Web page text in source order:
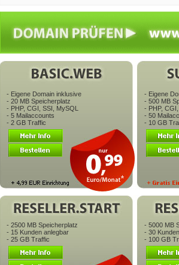
- Eigene Domain inklusive
- 20 MB Speicherplatz
- PHP, CGI, SSI, MySQL
- 5 Mailaccounts
- 2 GB Traffic
- Eigene
- 500 MB
- PHP,
- 50
- 10 GB
- 2500 MB Speicherplatz
- 15 Kunden anlegbar
- 25 GB Traffic
- 5000 MB
- 30
- 100 GB